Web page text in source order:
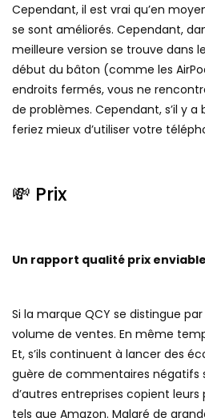
Cependant, il est vrai qu’en
se sont améliorés. Cependant,
meilleure version se trouve dans
début du bâton (comme les
endroits fermés, vous ne
de problèmes. Cependant, s’il y
feriez mieux d’utiliser votre
💸 Prix
Un rapport qualité prix
Si la marque QCY se distingue
volume de ventes. En même
Et, s’ils continuent à lancer des
guère de commentaires négatifs
d’autres entreprises copient
tels que Amazon. Malgré de